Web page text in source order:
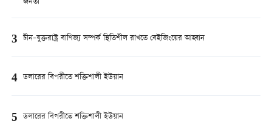
3 চীন–যুক্তরাষ্ট্র বাণিজ্য সম্পর্ক স্থিতিশীল রাখতে বেইজিংয়ের আহ্বান
4 ডলারের বিপরীতে শক্তিশালী ইউয়ান
5 ডলারের বিপরীতে শক্তিশালী ইউয়ান